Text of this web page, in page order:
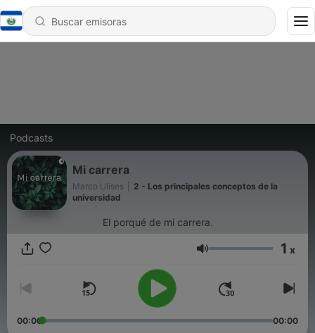
Podcasts
Mi carrera
Marco Ulises
2 - Los principales conceptos de la
universidad
El porqué de mi carrera.
Volumen 1 x
00:00 00:00